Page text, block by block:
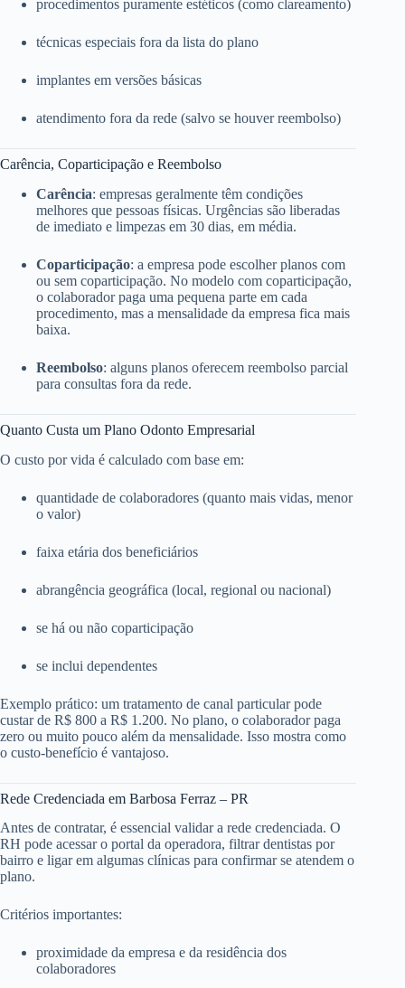
procedimentos puramente estéticos (como clareamento)
técnicas especiais fora da lista do plano
implantes em versões básicas
atendimento fora da rede (salvo se houver reembolso)
Carência, Coparticipação e Reembolso
Carência: empresas geralmente têm condições
melhores que pessoas físicas. Urgências são liberadas
de imediato e limpezas em 30 dias, em média.
Coparticipação: a empresa pode escolher planos com
ou sem coparticipação. No modelo com coparticipação,
o colaborador paga uma pequena parte em cada
procedimento, mas a mensalidade da empresa fica mais
baixa.
Reembolso: alguns planos oferecem reembolso parcial
para consultas fora da rede.
Quanto Custa um Plano Odonto Empresarial
O custo por vida é calculado com base em:
quantidade de colaboradores (quanto mais vidas, menor
o valor)
faixa etária dos beneficiários
abrangência geográfica (local, regional ou nacional)
se há ou não coparticipação
se inclui dependentes
Exemplo prático: um tratamento de canal particular pode
custar de R$ 800 a R$ 1.200. No plano, o colaborador paga
zero ou muito pouco além da mensalidade. Isso mostra como
o custo-benefício é vantajoso.
Rede Credenciada em Barbosa Ferraz – PR
Antes de contratar, é essencial validar a rede credenciada. O
RH pode acessar o portal da operadora, filtrar dentistas por
bairro e ligar em algumas clínicas para confirmar se atendem o
plano.
Critérios importantes:
proximidade da empresa e da residência dos
colaboradores